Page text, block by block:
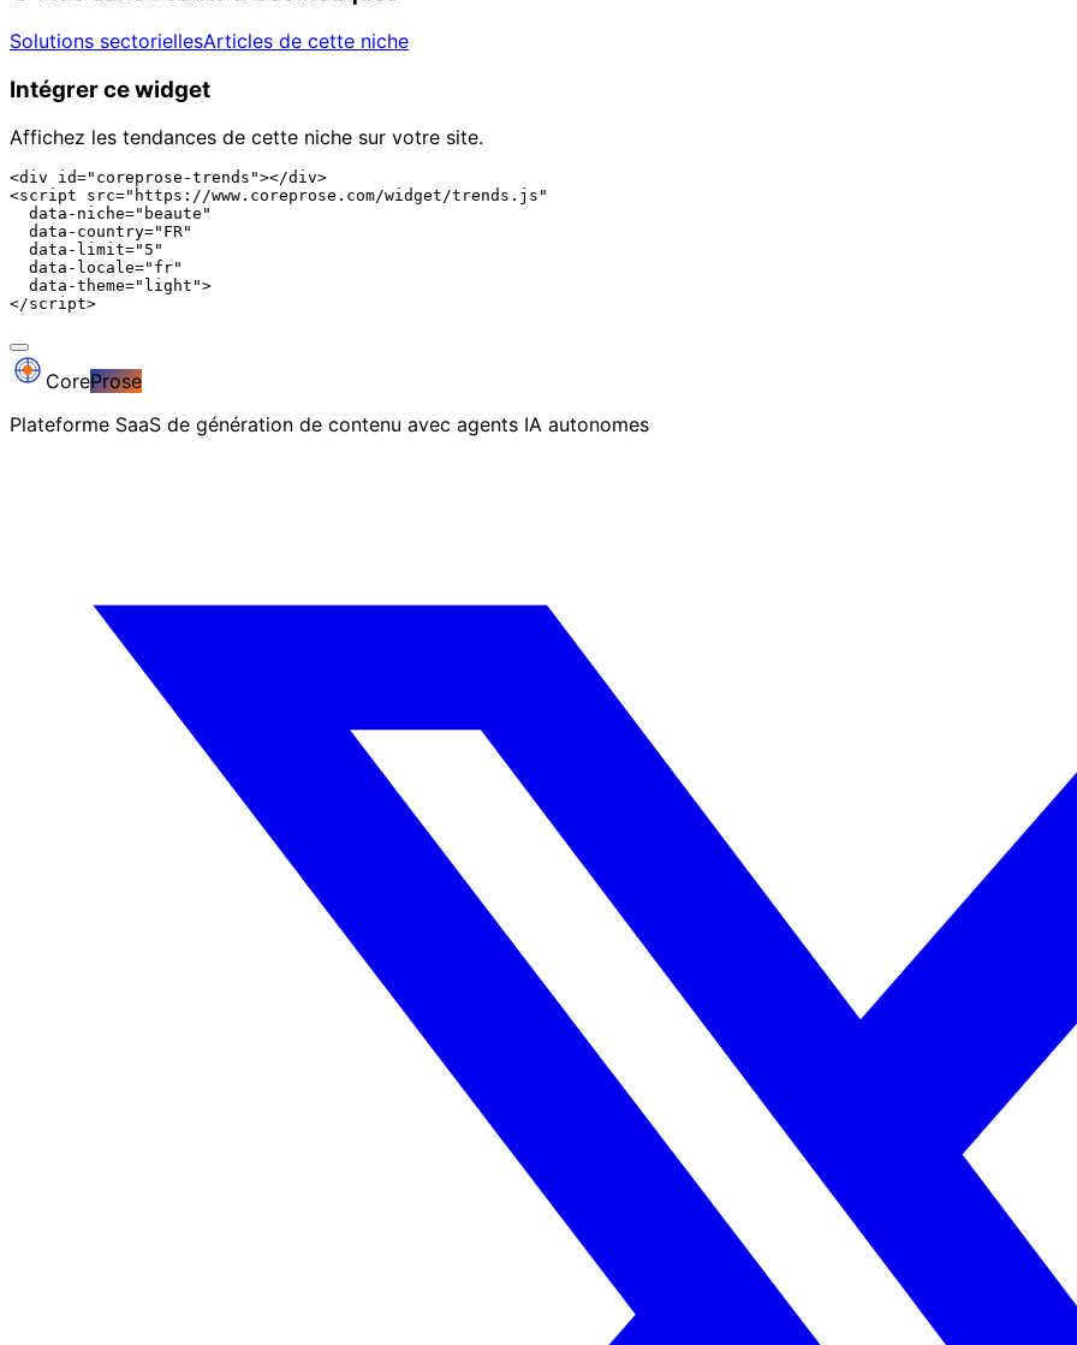
Solutions sectoriellesArticles de cette niche
Intégrer ce widget
Affichez les tendances de cette niche sur votre site.
<div id="coreprose-trends"></div>
<script src="https://www.coreprose.com/widget/trends.js"
  data-niche="beaute"
  data-country="FR"
  data-limit="5"
  data-locale="fr"
  data-theme="light">
</script>
CoreProse
Plateforme SaaS de génération de contenu avec agents IA autonomes